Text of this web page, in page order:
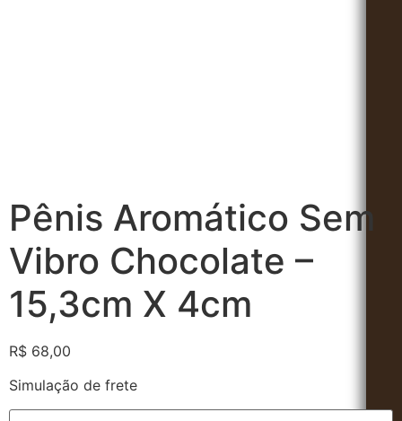
Pênis Aromático Sem
Vibro Chocolate –
15,3cm X 4cm
R$ 68,00
Simulação de frete